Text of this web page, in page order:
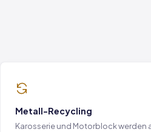
Metall-Recycling
Karosserie und Motorblock werden